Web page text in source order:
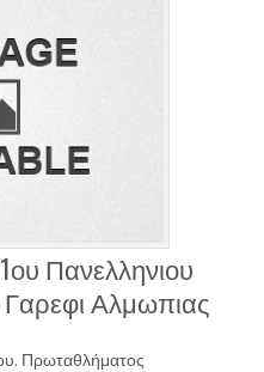
Πανελληνιου
Αλμωπιας
Πρωταθλήματος